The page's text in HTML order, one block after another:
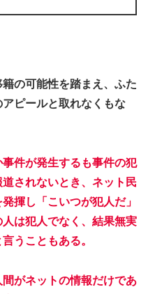
の可能性を踏まえ、ふた
ピールと取れなくもな
件が発生するも事件の犯
されないとき、ネット民
揮し「こいつが犯人だ」
は犯人でなく、結果無実
うこともある。
がネットの情報だけであ